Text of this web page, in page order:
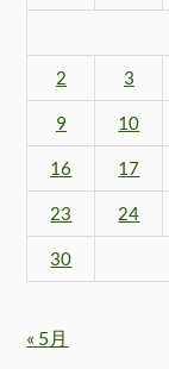
2 3
9 10
16 17
23 24
30
« 5月